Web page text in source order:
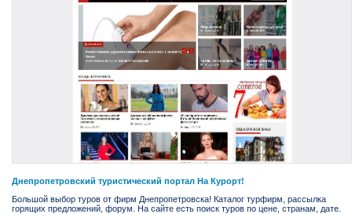
Днепропетровский туристический портал На Курорт!
Большой выбор туров от фирм Днепропетровска! Каталог турфирм, рассылка
горящих предложений, форум. На сайте есть поиск туров по цене, странам, дате.